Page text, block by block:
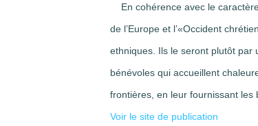
En cohérence avec le
de l’Europe et l’«Occident
ethniques. Ils le seront plutôt par
bénévoles qui accueillent
frontières, en leur fournissant les
Voir le site de publication